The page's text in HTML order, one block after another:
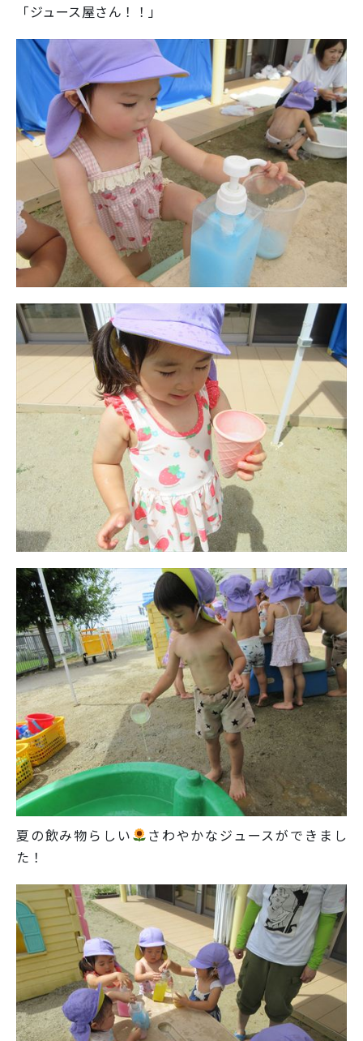
「ジュース屋さん！！」
夏の飲み物らしい
さわやかなジュースができまし
た！